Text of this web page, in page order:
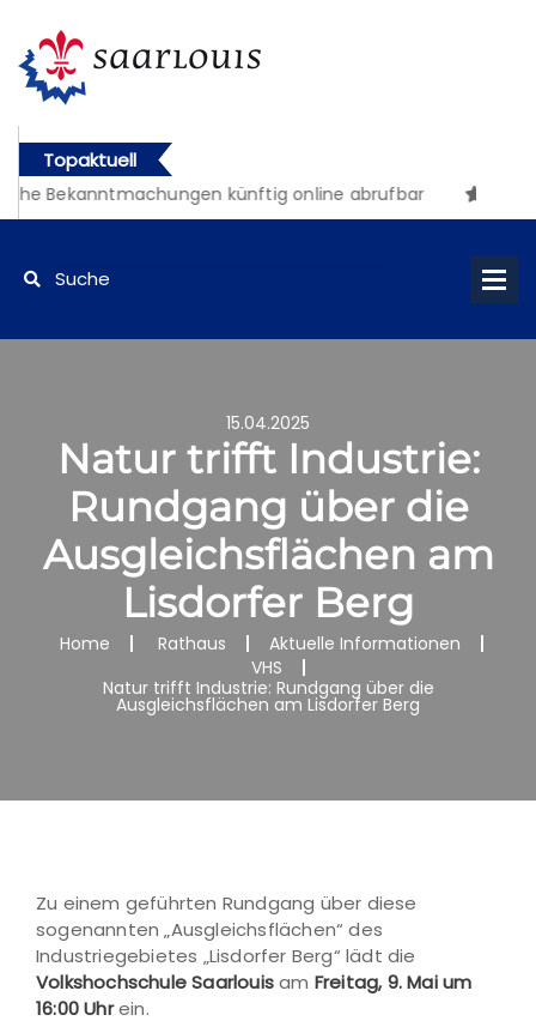
Topaktuell
Bekanntmachungen künftig online abrufbar
15.04.2025
Natur trifft Industrie:
Rundgang über die
Ausgleichsflächen am
Lisdorfer Berg
Home Rathaus
Aktuelle Informationen
VHS
Natur trifft Industrie: Rundgang über die
Ausgleichsflächen am Lisdorfer Berg
Zu einem geführten Rundgang über diese
sogenannten „Ausgleichsflächen“ des
Industriegebietes „Lisdorfer Berg“ lädt die
Volkshochschule Saarlouisam Freitag, 9. Mai um
16:00 Uhrein.